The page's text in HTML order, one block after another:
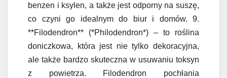
benzen i ksylen, a także jest odporny na suszę,
co czyni go idealnym do biur i domów. 9.
**Filodendron** (*Philodendron*) – to roślina
doniczkowa, która jest nie tylko dekoracyjna,
ale także bardzo skuteczna w usuwaniu toksyn
z powietrza. Filodendron pochłania